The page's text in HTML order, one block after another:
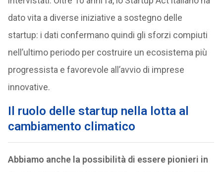
dato vita a diverse iniziative a sostegno delle
startup: i dati confermano quindi gli sforzi compiuti
nell’ultimo periodo per costruire un ecosistema più
progressista e favorevole all’avvio di imprese
innovative.
Il ruolo delle startup nella lotta al
cambiamento climatico
Abbiamo anche la possibilità di essere pionieri in